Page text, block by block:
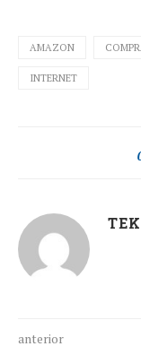
AMAZON
INTERNET
anterior